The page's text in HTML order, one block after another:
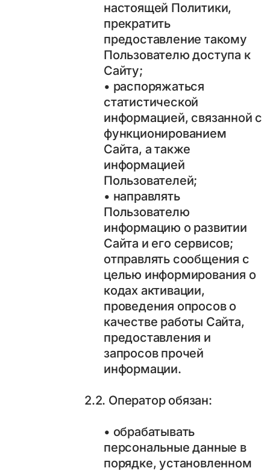
настоящей Политики,
прекратить
предоставление такому
Пользователю доступа к
Сайту;
• распоряжаться
статистической
информацией, связанной с
функционированием
Сайта, а также
информацией
Пользователей;
• направлять
Пользователю
информацию о развитии
Сайта и его сервисов;
отправлять сообщения с
целью информирования о
кодах активации,
проведения опросов о
качестве работы Сайта,
предоставления и
запросов прочей
информации.
2.2. Оператор обязан:
• обрабатывать
персональные данные в
порядке, установленном